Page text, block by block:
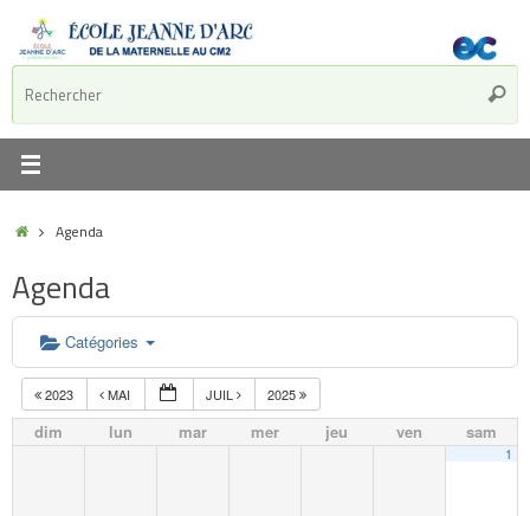
Agenda
Agenda
Catégories
2023 MAI JUIL 2025
dim lun mar mer jeu ven sam
1